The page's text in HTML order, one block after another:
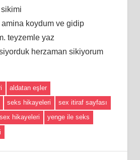
koydum ve gidip
teyzemle yaz
herzaman sikiyorum
aldatan eşler
seks hikayeleri
sex itiraf sayfası
hikayeleri
yenge ile seks